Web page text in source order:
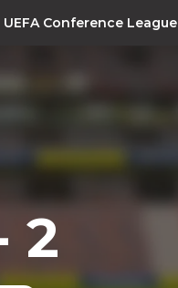
UEFA Conference League
2